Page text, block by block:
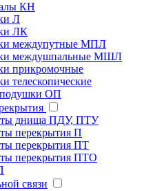
КН
Л
ЛК
междупутные МПЛ
междушпальные МШЛ
прикромочные
телескопические
ОП
днища ПДУ, ПТУ
перекрытия П
перекрытия ПТ
перекрытия ПТО
связи